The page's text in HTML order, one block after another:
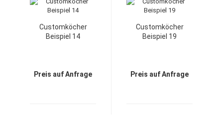
Customköcher
Beispiel 14
Preis auf Anfrage
Customköcher
Beispiel 19
Preis auf Anfrage